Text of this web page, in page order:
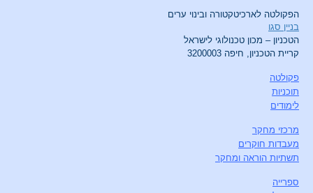
הפקולטה לארכיטקטורה ובינוי ערים
בניין סגו
הטכניון – מכון טכנולוגי לישראל
קריית הטכניון, חיפה 3200003
פקולטה
תוכניות
לימודים
מרכזי מחקר
מעבדות חוקרים
תשתיות הוראה ומחקר
ספרייה